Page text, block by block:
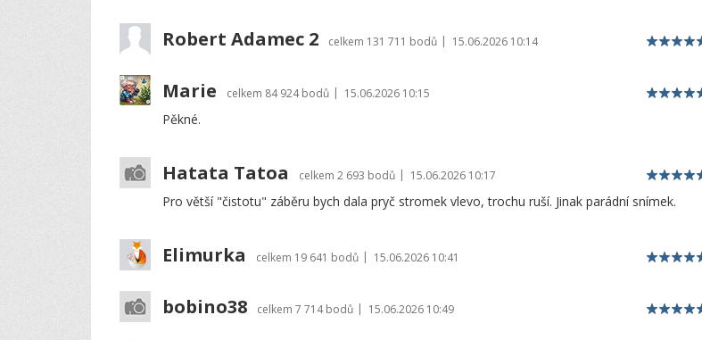
Robert Adamec 2 celkem 131 711 bodů | 15.06.2026 10:14
Marie celkem 84 924 bodů | 15.06.2026 10:15
Pěkné.
Hatata Tatoa celkem 2 693 bodů | 15.06.2026 10:17
Pro větší "čistotu" záběru bych dala pryč stromek vlevo, trochu ruší. Jinak parádní snímek.
Elimurka celkem 19 641 bodů | 15.06.2026 10:41
bobino38 celkem 7 714 bodů | 15.06.2026 10:49